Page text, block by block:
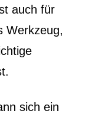
auch für
Werkzeug,
sich ein